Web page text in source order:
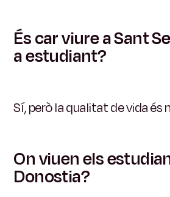
És car viure a Sant
a estudiant?
Sí, però la qualitat de vida és
On viuen els
Donostia?